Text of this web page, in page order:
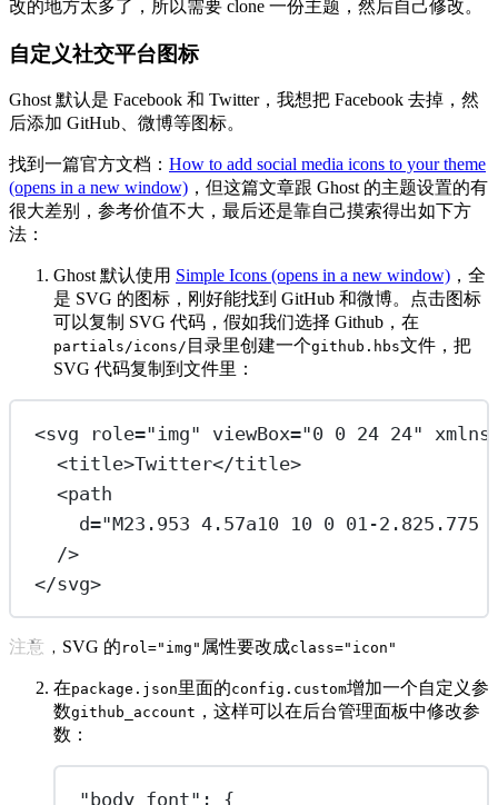
改的地方太多了，所以需要 clone 一份主题，然后自己修改。
自定义社交平台图标
Ghost 默认是 Facebook 和 Twitter，我想把 Facebook 去掉，然
后添加 GitHub、微博等图标。
找到一篇官方文档： How to add social media icons to your theme
(opens in a new window) ，但这篇文章跟 Ghost 的主题设置的有
很大差别，参考价值不大，最后还是靠自己摸索得出如下方
法：
Ghost 默认使用 Simple Icons (opens in a new window) ，全
是 SVG 的图标，刚好能找到 GitHub 和微博。点击图标
可以复制 SVG 代码，假如我们选择 Github，在
partials/icons/ 目录里创建一个github.hbs文件，把
SVG 代码复制到文件里：
<svg role="img" viewBox="0 0 24 24" xmlns
<title>Twitter</title>
<path
d="M23.953 4.57a10 10 0 01-
/>
</svg>
注意，SVG 的 rol="img" 属性要改成class="icon"
在package.json里面的config.custom增加一个自定义参
数github_account ，这样可以在后台管理面板中修改参
数：
"body_font" : {